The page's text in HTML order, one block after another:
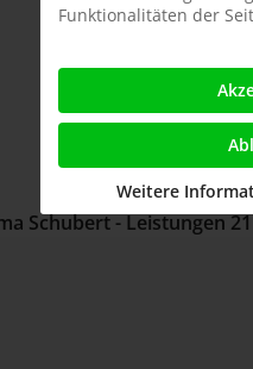
Funktionalitäten der
Weitere